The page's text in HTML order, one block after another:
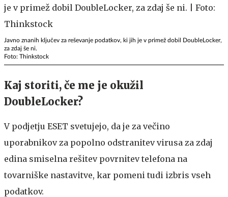
Javno znanih ključev za reševanje podatkov, ki jih je v primež dobil DoubleLocker,
za zdaj še ni.
Foto: Thinkstock
Kaj storiti, če me je okužil
DoubleLocker?
V podjetju ESET svetujejo, da je za večino
uporabnikov za popolno odstranitev virusa za zdaj
edina smiselna rešitev povrnitev telefona na
tovarniške nastavitve, kar pomeni tudi izbris vseh
podatkov.